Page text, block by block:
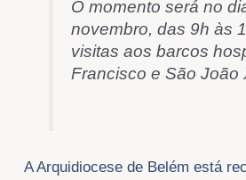
O momento será no
novembro, das 9h às
visitas aos barcos
Francisco e São João
A Arquidiocese de Belém está